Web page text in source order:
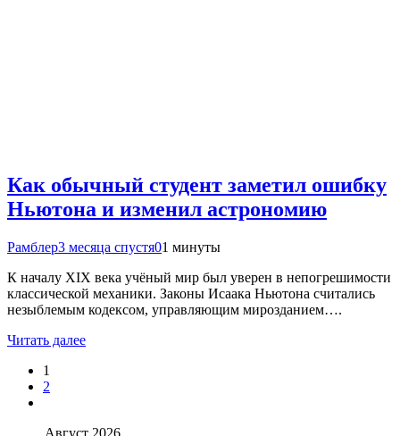
Как обычный студент заметил ошибку
Ньютона и изменил астрономию
Рамблер3 месяца спустя01 минуты
К началу XIX века учёный мир был уверен в непогрешимости
классической механики. Законы Исаака Ньютона считались
незыблемым кодексом, управляющим мирозданием….
Читать далее
1
2
Август 2026